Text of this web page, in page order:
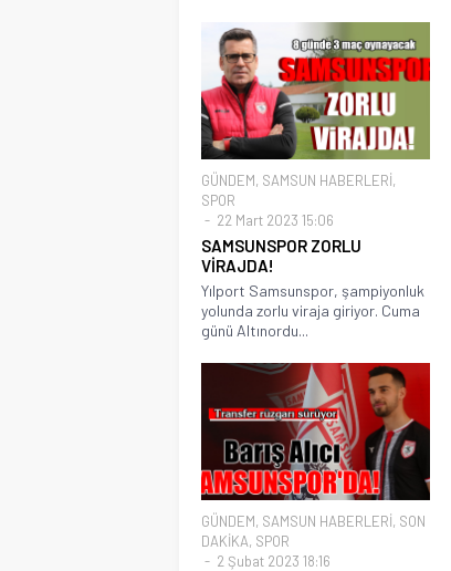
GÜNDEM, SAMSUN HABERLERİ,
SPOR
22 Mart 2023 15:06
SAMSUNSPOR ZORLU
VİRAJDA!
Yılport Samsunspor, şampiyonluk
yolunda zorlu viraja giriyor. Cuma
günü Altınordu...
GÜNDEM, SAMSUN HABERLERİ, SON
DAKİKA, SPOR
2 Şubat 2023 18:16